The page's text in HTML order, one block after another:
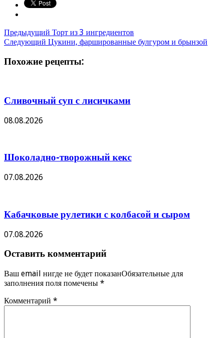
Предыдущий Торт из 3 ингредиентов
Следующий Цукини, фаршированные булгуром и брынзой
Похожие рецепты:
Сливочный суп с лисичками
08.08.2026
Шоколадно-творожный кекс
07.08.2026
Кабачковые рулетики с колбасой и сыром
07.08.2026
Оставить комментарий
Ваш email нигде не будет показанОбязательные для
заполнения поля помечены *
Комментарий *